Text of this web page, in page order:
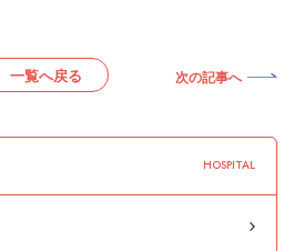
一覧へ戻る 次の記事へ
HOSPITAL